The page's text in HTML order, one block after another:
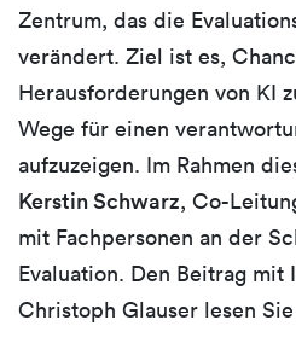
Zentrum, das die
verändert. Ziel ist es,
Herausforderungen von KI
Wege für einen
aufzuzeigen. Im Rahmen
Kerstin Schwarz, Co-
mit Fachpersonen an der
Evaluation. Den Beitrag mit
Christoph Glauser lesen Sie